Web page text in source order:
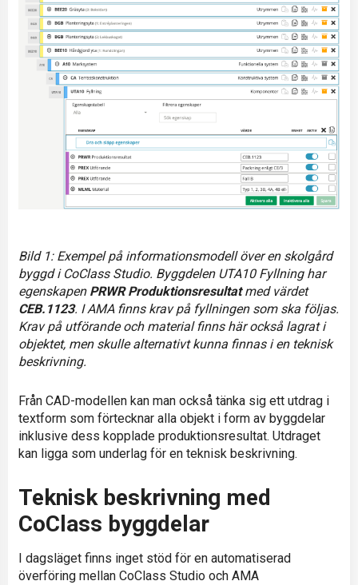
Bild 1: Exempel på informationsmodell över en skolgård
byggd i CoClass Studio. Byggdelen UTA10 Fyllning har
egenskapen PRWR Produktionsresultatmed värdet
CEB.1123. I AMA finns krav på fyllningen som ska följas.
Krav på utförande och material finns här också lagrat i
objektet, men skulle alternativt kunna finnas i en teknisk
beskrivning.
Från CAD-modellen kan man också tänka sig ett utdrag i
textform som förtecknar alla objekt i form av byggdelar
inklusive dess kopplade produktionsresultat. Utdraget
kan ligga som underlag för en teknisk beskrivning.
Teknisk beskrivning med
CoClass byggdelar
I dagsläget finns inget stöd för en automatiserad
överföring mellan CoClass Studio och AMA